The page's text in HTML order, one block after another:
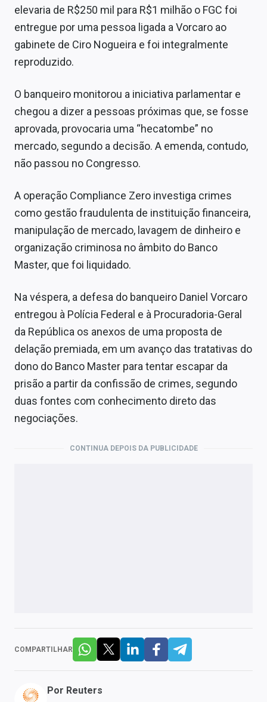
elevaria de R$250 mil para R$1 milhão o FGC foi
entregue por uma pessoa ligada a Vorcaro ao
gabinete de Ciro Nogueira e foi integralmente
reproduzido.
O banqueiro monitorou a iniciativa parlamentar e
chegou a dizer a pessoas próximas que, se fosse
aprovada, provocaria uma “hecatombe” no
mercado, segundo a decisão. A emenda, contudo,
não passou no Congresso.
A operação ‌Compliance Zero investiga crimes
como gestão fraudulenta de instituição financeira,
⁠manipulação de mercado, lavagem de dinheiro e
organização criminosa no âmbito do Banco
Master, que foi liquidado.
Na véspera, a defesa do banqueiro Daniel Vorcaro
entregou à Polícia Federal e à Procuradoria-Geral
da República os anexos de uma proposta de
delação premiada, em um avanço das tratativas do
dono do Banco Master para tentar escapar da
prisão a partir da confissão de crimes, segundo
duas fontes com conhecimento direto das
negociações.
CONTINUA DEPOIS DA PUBLICIDADE
COMPARTILHAR
Por Reuters